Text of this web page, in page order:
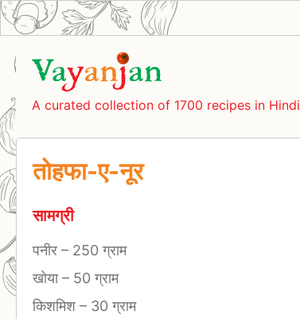
A curated collection of 1700 recipes in Hindi
तोहफा-ए-नूर
सामग्री
पनीर – 250 ग्राम
खोया– 50 ग्राम
किशमिश – 30 ग्राम